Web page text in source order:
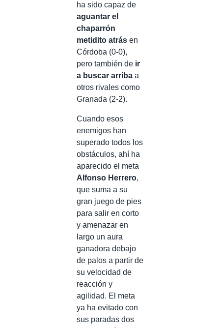
ha sido capaz de
aguantar el
chaparrón
metidito atrás en
Córdoba (0-0),
pero también de ir
a buscar arriba a
otros rivales como
Granada (2-2).
Cuando esos
enemigos han
superado todos los
obstáculos, ahí ha
aparecido el meta
Alfonso Herrero,
que suma a su
gran juego de pies
para salir en corto
y amenazar en
largo un aura
ganadora debajo
de palos a partir de
su velocidad de
reacción y
agilidad. El meta
ya ha evitado con
sus paradas dos